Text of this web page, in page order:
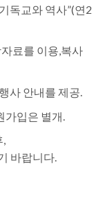
독교와 역사”(연2
료를 이용,복사
사 안내를 제공.
입은 별개.
,
바랍니다.